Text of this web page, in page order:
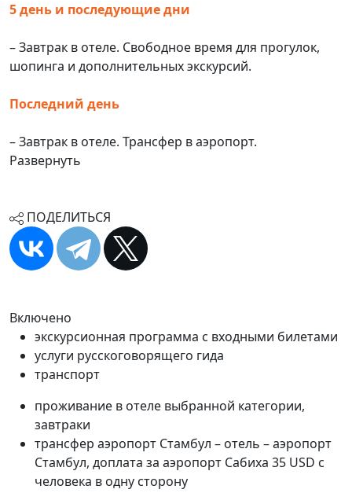
5 день и последующие дни
– Завтрак в отеле. Свободное время для прогулок,
шопинга и дополнительных экскурсий.
Последний день
– Завтрак в отеле. Трансфер в аэропорт.
Развернуть
ПОДЕЛИТЬСЯ
Включено
экскурсионная программа c входными билетами
услуги русскоговорящего гида
транспорт
проживание в отеле выбранной категории,
завтраки
трансфер аэропорт Стамбул – отель – аэропорт
Стамбул, доплата за аэропорт Сабиха 35 USD с
человека в одну сторону